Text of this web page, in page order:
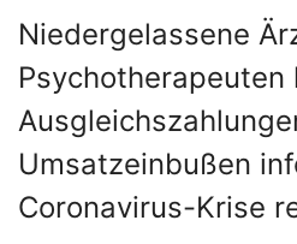
Niedergelassene
Psychotherapeuten
Umsatzeinbußen
Coronavirus-Krise